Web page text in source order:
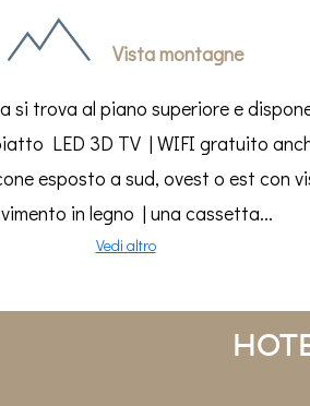
Vista montagne
si trova al piano superiore e
LED 3D TV | WIFI gratuito
esposto a sud, ovest o est con
in legno | una cassetta...
Vedi altro